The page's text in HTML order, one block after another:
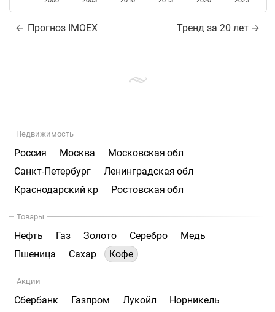
Прогноз IMOEX Тренд за 20 лет
Недвижимость
Россия Москва
Московская обл
Санкт-Петербург
Ленинградская обл
Краснодарский кр
Ростовская обл
Товары
Нефть Газ Золото Серебро
Медь
Пшеница
Сахар Кофе
Акции
Сбербанк Газпром Лукойл
Норникель